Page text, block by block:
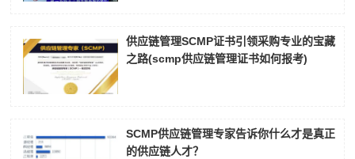
供应链管理SCMP证书引领采购专业的宝藏
之路(scmp供应链管理证书如何报考)
SCMP供应链管理专家告诉你什么才是真正
的供应链人才？